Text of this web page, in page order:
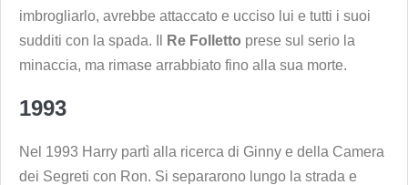
imbrogliarlo, avrebbe attaccato e ucciso lui e tutti i suoi
sudditi con la spada. Il
Re Folletto prese sul serio la
minaccia, ma rimase arrabbiato fino alla sua morte.
1993
Nel 1993 Harry partì alla ricerca di Ginny e della Camera
dei Segreti con Ron. Si separarono lungo la strada e